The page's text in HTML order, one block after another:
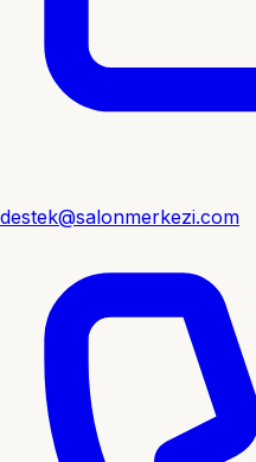
destek@salonmerkezi.com